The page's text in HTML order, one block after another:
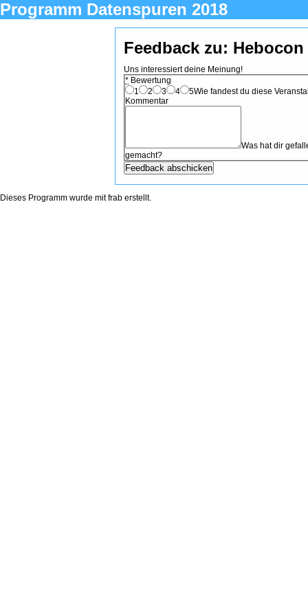
Programm Datenspuren 2018
Feedback zu: Hebocon
Uns interessiert deine Meinung!
* Bewertung
1
2 3 4 5Wie fandest du diese
Kommentar
Was hat dir
gemacht?
Dieses Programm wurde mitfrab erstellt.